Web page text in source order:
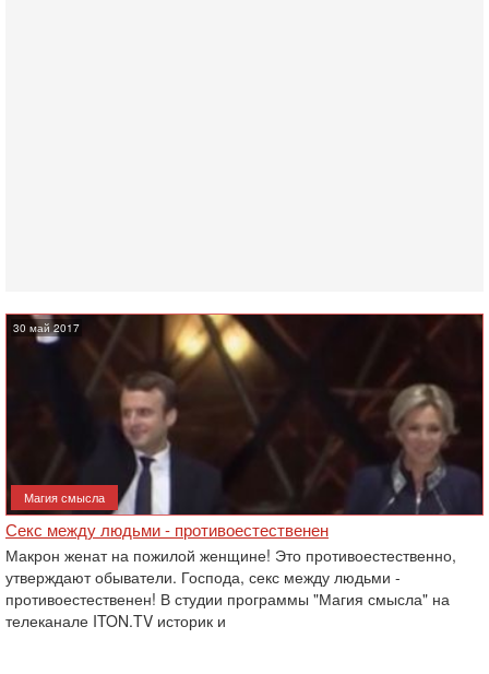
30 май 2017
Магия смысла
Секс между людьми - противоестественен
Макрон женат на пожилой женщине! Это противоестественно,
утверждают обыватели. Господа, секс между людьми -
противоестественен! В студии программы "Магия смысла" на
телеканале ITON.TV историк и